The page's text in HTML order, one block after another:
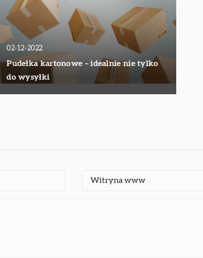
02-12-2022
Pudełka kartonowe – idealnie nie tylko
do wysyłki